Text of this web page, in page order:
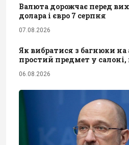
Валюта дорожчає перед
долара і євро 7 серпня
07.08.2026
Як вибратися з багнюки на
простий предмет у
06.08.2026